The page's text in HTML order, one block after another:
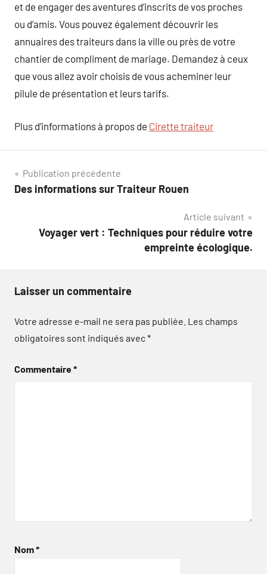
et de engager des aventures d’inscrits de vos proches
ou d’amis. Vous pouvez également découvrir les
annuaires des traiteurs dans la ville ou près de votre
chantier de compliment de mariage. Demandez à ceux
que vous allez avoir choisis de vous acheminer leur
pilule de présentation et leurs tarifs.
Plus d’informations à propos de Cirette traiteur
Navigation
de
Publication précédente
Des informations sur Traiteur Rouen
Article suivant
Voyager vert : Techniques pour réduire votre
empreinte écologique.
Laisser un commentaire
Votre adresse e-mail ne sera pas publiée. Les champs
obligatoires sont indiqués avec*
Commentaire*
Nom*